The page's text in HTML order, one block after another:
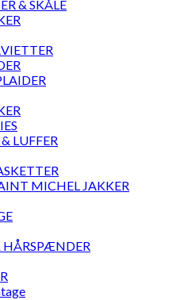
& SKÅLE
LUFFER
MICHEL JAKKER
HÅRSPÆNDER